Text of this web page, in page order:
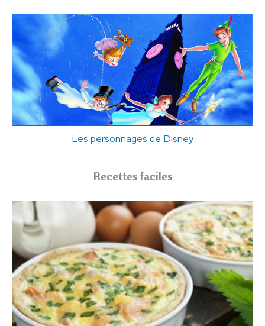
Les personnages de Disney
Recettes faciles